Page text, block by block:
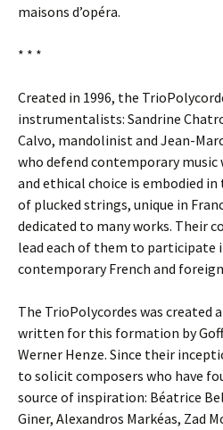
maisons d’opéra.
* * *
Created in 1996, the
instrumentalists: Sandrine
Calvo, mandolinist and Jean-
who defend contemporary
and ethical choice is embodied
of plucked strings, unique in
dedicated to many works. Their
lead each of them to participate
contemporary French and
The TrioPolycordes was created
written for this formation by
Werner Henze. Since their
to solicit composers who have
source of inspiration: Béatrice
Giner, Alexandros Markéas, Zad